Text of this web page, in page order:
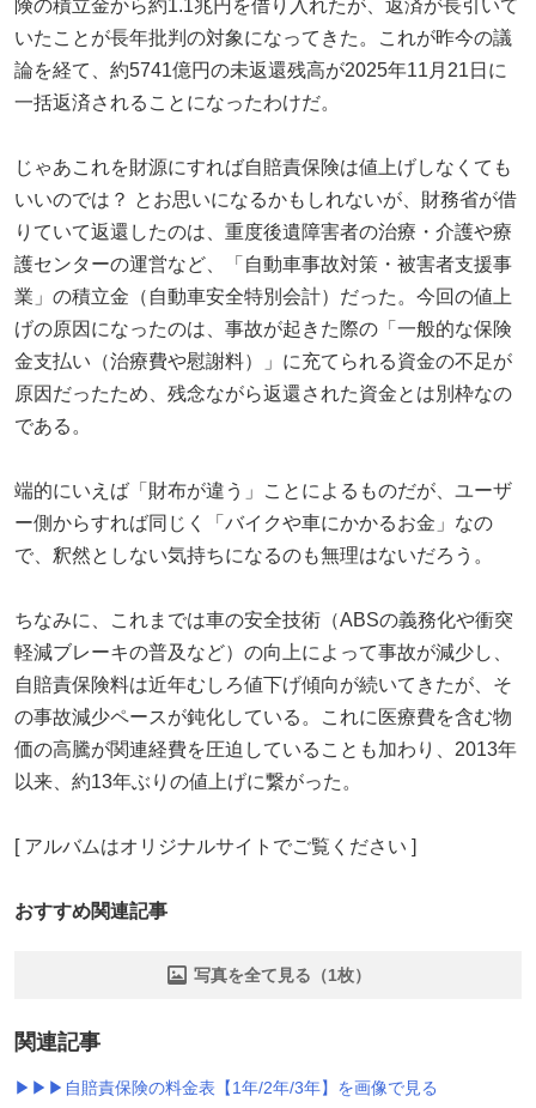
険の積立金から約1.1兆円を借り入れたが、返済が長引いて
いたことが長年批判の対象になってきた。これが昨今の議
論を経て、約5741億円の未返還残高が2025年11月21日に
一括返済されることになったわけだ。
じゃあこれを財源にすれば自賠責保険は値上げしなくても
いいのでは？ とお思いになるかもしれないが、財務省が借
りていて返還したのは、重度後遺障害者の治療・介護や療
護センターの運営など、「自動車事故対策・被害者支援事
業」の積立金（自動車安全特別会計）だった。今回の値上
げの原因になったのは、事故が起きた際の「一般的な保険
金支払い（治療費や慰謝料）」に充てられる資金の不足が
原因だったため、残念ながら返還された資金とは別枠なの
である。
端的にいえば「財布が違う」ことによるものだが、ユーザ
ー側からすれば同じく「バイクや車にかかるお金」なの
で、釈然としない気持ちになるのも無理はないだろう。
ちなみに、これまでは車の安全技術（ABSの義務化や衝突
軽減ブレーキの普及など）の向上によって事故が減少し、
自賠責保険料は近年むしろ値下げ傾向が続いてきたが、そ
の事故減少ペースが鈍化している。これに医療費を含む物
価の高騰が関連経費を圧迫していることも加わり、2013年
以来、約13年ぶりの値上げに繋がった。
[ アルバムはオリジナルサイトでご覧ください ]
おすすめ関連記事
写真を全て見る（1枚）
関連記事
▶▶▶自賠責保険の料金表【1年/2年/3年】を画像で見る